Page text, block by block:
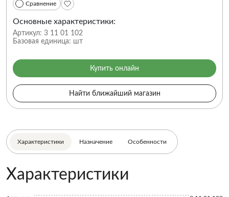
Сравнение
Основные характеристики:
Артикул: 3 11 01 102
Базовая единица: шт
Купить онлайн
Найти ближайший магазин
Характеристики Назначение Особенности
Характеристики